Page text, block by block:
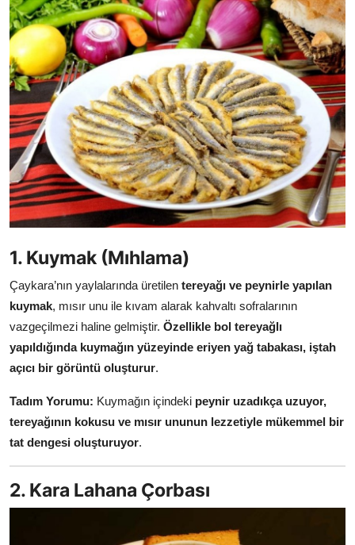
Temel Gıda ve Ürün Rehberleri
İçecek Kültürü & Barista
Yöresel Tarifler & Ev Yemekleri
Gıda Güvenliği & Sağlık
İçecek Kültürü & Rehberleri
Popüler Kültür & Mutfak Tarihi
Mutfak Temizliği & Pratik Bilgiler
Anne & Bebek Beslenmesi
Mutfak Sırları & Teknikler
Gıda Sözlüğü & Nedir?
Yemek Tarifleri & Menüler
1. Kuymak (Mıhlama)
Çaykara’nın yaylalarında üretilen tereyağı ve peynirle yapılan
kuymak, mısır unu ile kıvam alarak kahvaltı sofralarının
vazgeçilmezi haline gelmiştir. Özellikle bol tereyağlı
yapıldığında kuymağın yüzeyinde eriyen yağ tabakası, iştah
açıcı bir görüntü oluşturur.
Tadım Yorumu: Kuymağın içindeki peynir uzadıkça uzuyor,
tereyağının kokusu ve mısır ununun lezzetiyle mükemmel bir
tat dengesi oluşturuyor.
2. Kara Lahana Çorbası